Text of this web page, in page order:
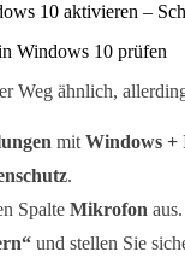
10 aktivieren –
Windows 10 prüfen
Weg ähnlich,
mit Windows +
.
Spalte Mikrofon aus.
und stellen Sie